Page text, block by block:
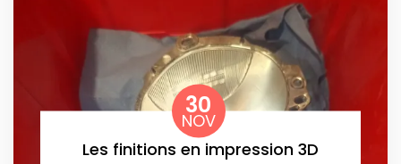
30
NOV
Les finitions en impression 3D